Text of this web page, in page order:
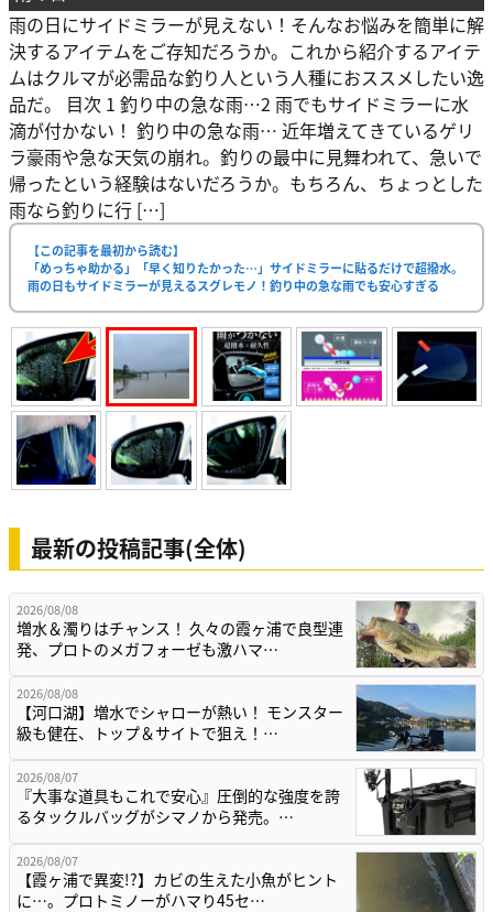
雨の日にサイドミラーが見えない！そんなお悩みを簡単に解
決するアイテムをご存知だろうか。これから紹介するアイテ
ムはクルマが必需品な釣り人という人種におススメしたい逸
品だ。 目次 1 釣り中の急な雨…2 雨でもサイドミラーに水
滴が付かない！ 釣り中の急な雨… 近年増えてきているゲリ
ラ豪雨や急な天気の崩れ。釣りの最中に見舞われて、急いで
帰ったという経験はないだろうか。もちろん、ちょっとした
雨なら釣りに行 […]
【この記事を最初から読む】
「めっちゃ助かる」「早く知りたかった…」サイドミラーに貼るだけで超撥水。
雨の日もサイドミラーが見えるスグレモノ！釣り中の急な雨でも安心すぎる
最新の投稿記事(全体)
2026/08/08
増水＆濁りはチャンス！ 久々の霞ヶ浦で良型連
発、プロトのメガフォーゼも激ハマ…
2026/08/08
【河口湖】増水でシャローが熱い！ モンスター
級も健在、トップ＆サイトで狙え！…
2026/08/07
『大事な道具もこれで安心』圧倒的な強度を誇
るタックルバッグがシマノから発売。…
2026/08/07
【霞ヶ浦で異変!?】カビの生えた小魚がヒント
に…。プロトミノーがハマり45セ…